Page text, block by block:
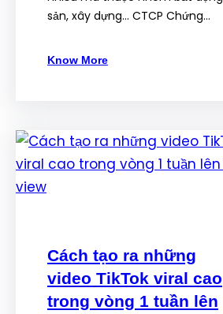
sản, xây dựng… CTCP Chứng…
Know More
Cách tạo ra những
video TikTok viral cao
trong vòng 1 tuần lên